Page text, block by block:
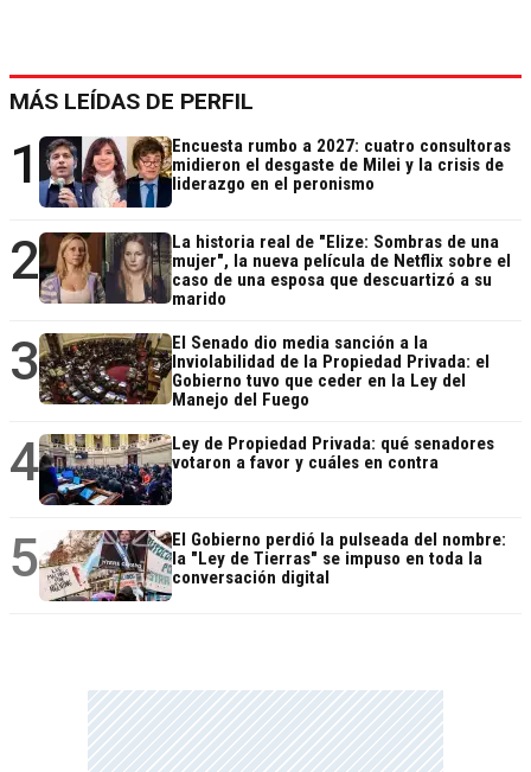
MÁS LEÍDAS DE PERFIL
1
Encuesta rumbo a 2027: cuatro consultoras
midieron el desgaste de Milei y la crisis de
liderazgo en el peronismo
2
La historia real de "Elize: Sombras de una
mujer", la nueva película de Netflix sobre el
caso de una esposa que descuartizó a su
marido
3
El Senado dio media sanción a la
Inviolabilidad de la Propiedad Privada: el
Gobierno tuvo que ceder en la Ley del
Manejo del Fuego
4
Ley de Propiedad Privada: qué senadores
votaron a favor y cuáles en contra
5
El Gobierno perdió la pulseada del nombre:
la "Ley de Tierras" se impuso en toda la
conversación digital